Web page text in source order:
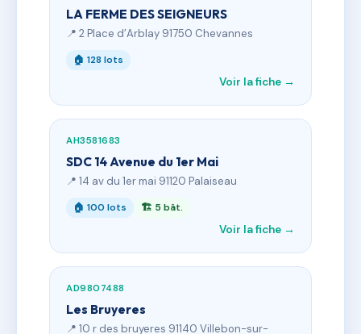
LA FERME DES SEIGNEURS
📍 2 Place d’Arblay 91750 Chevannes
🏠 128 lots
Voir la fiche →
AH3581683
SDC 14 Avenue du 1er Mai
📍 14 av du 1er mai 91120 Palaiseau
🏠 100 lots 🏗 5 bât.
Voir la fiche →
AD9807488
Les Bruyeres
📍 10 r des bruyeres 91140 Villebon-sur-